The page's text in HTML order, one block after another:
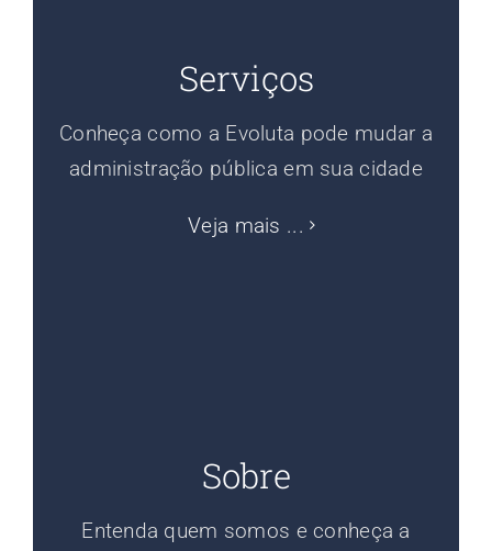
Serviços
Conheça como a Evoluta pode mudar a
administração pública em sua cidade
Veja mais ...
Sobre
Entenda quem somos e conheça a